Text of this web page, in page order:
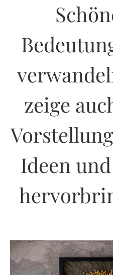
zeige
Ideen